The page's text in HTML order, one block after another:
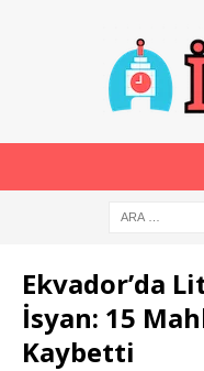
Ekvador’da
İsyan: 15
Kaybetti